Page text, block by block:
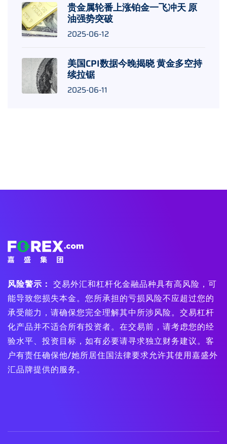
贵金属轮番上涨铂金一飞冲天 原
油强势突破
2025-06-12
美国CPI数据今晚揭晓 黄金多空持
续拉锯
2025-06-11
风险警示： 交易外汇和杠杆化金融品种具有高风险，可
能导致您损失本金。您所承担的亏损风险不应超过您的
承受能力，请确保您完全理解其中所涉风险。交易杠杆
化产品并不适合所有投资者。在交易前，请考虑您的经
验水平、投资目标，如有必要请寻求独立财务建议。客
户有责任确保他/她所居住国法律要求允许其使用嘉盛外
汇品牌提供的服务。